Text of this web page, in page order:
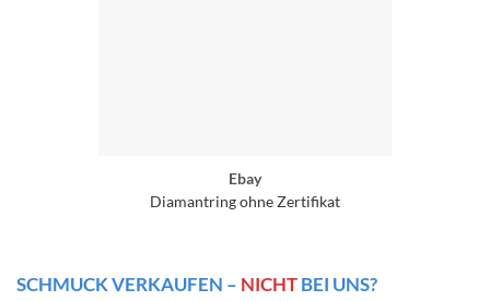
Ebay
Diamantring ohne Zertifikat
SCHMUCK VERKAUFEN – NICHTBEI UNS?